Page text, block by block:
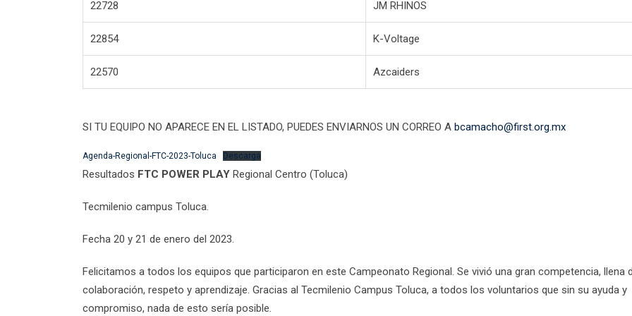
22728 JM RHINOS
22854 K-Voltage
22570 Azcaiders
SI TU EQUIPO NO APARECE EN EL LISTADO, PUEDES ENVIARNOS UN CORREO A bcamacho@first.org.mx
Agenda-Regional-FTC-2023-Toluca Descarga
Resultados FTC POWER PLAY Regional Centro (Toluca)
Tecmilenio campus Toluca.
Fecha 20 y 21 de enero del 2023.
Felicitamos a todos los equipos que participaron en este Campeonato Regional. Se vivió una gran competencia, llena
colaboración, respeto y aprendizaje. Gracias al Tecmilenio Campus Toluca, a todos los voluntarios que sin su ayuda y
compromiso, nada de esto sería posible.